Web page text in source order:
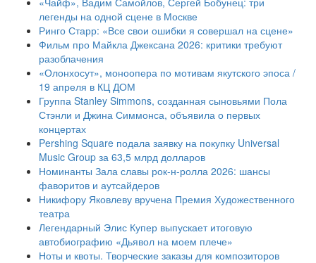
легенды на одной сцене в Москве
Ринго Старр: «Все свои ошибки я совершал на сцене»
Фильм про Майкла Джексана 2026: критики требуют
разоблачения
«Олонхосут», моноопера по мотивам якутского эпоса /
19 апреля в КЦ ДОМ
Группа Stanley Simmons, созданная сыновьями Пола
Стэнли и Джина Симмонса, объявила о первых
концертах
Pershing Square подала заявку на покупку Universal
Music Group за 63,5 млрд долларов
Номинанты Зала славы рок-н-ролла 2026: шансы
фаворитов и аутсайдеров
Никифору Яковлеву вручена Премия Художественного
театра
Легендарный Элис Купер выпускает итоговую
автобиографию «Дьявол на моем плече»
Ноты и квоты. Творческие заказы для композиторов